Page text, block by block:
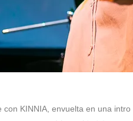
KINNIA, envuelta en una